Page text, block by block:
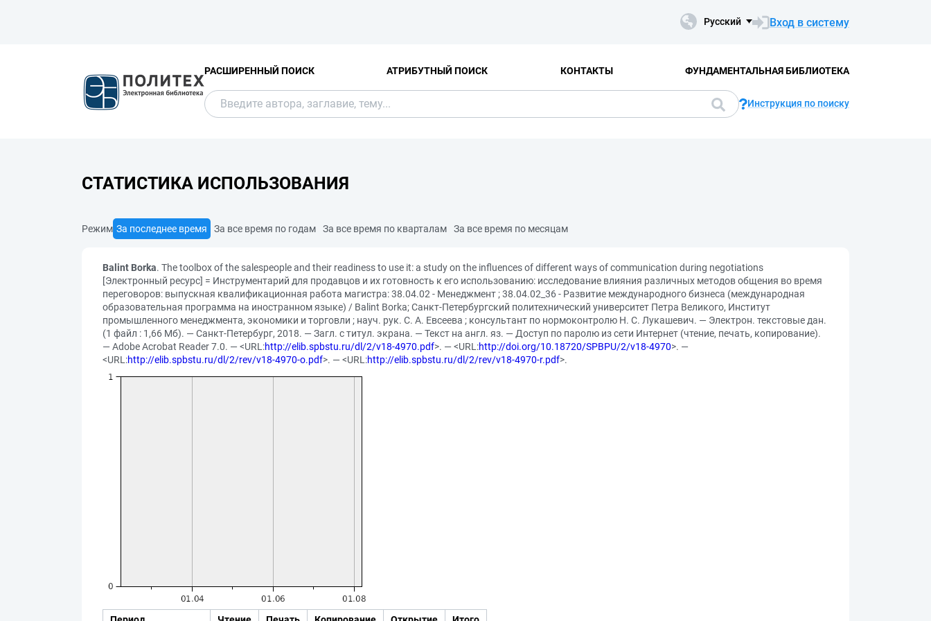
Русский Вход в систему
РАСШИРЕННЫЙ ПОИСК АТРИБУТНЫЙ ПОИСК КОНТАКТЫ ФУНДАМЕНТАЛЬНАЯ БИБЛИОТЕКА
Инструкция по поиску
СТАТИСТИКА ИСПОЛЬЗОВАНИЯ
Режим За последнее время За все время по годам За все время по кварталам За все время по месяцам
Balint Borka. The toolbox of the salespeople and their readiness to use it: a study on the influences of different ways of communication during negotiations
[Электронный ресурс] = Инструментарий для продавцов и их готовность к его использованию: исследование влияния различных методов общения во время
переговоров: выпускная квалификационная работа магистра: 38.04.02 - Менеджмент ; 38.04.02_36 - Развитие международного бизнеса (международная
образовательная программа на иностранном языке) / Balint Borka; Санкт-Петербургский политехнический университет Петра Великого, Институт
промышленного менеджментa, экономики и торговли ; науч. рук. С. А. Евсеева ; консультант по нормоконтролю Н. С. Лукашевич. — Электрон. текстовые дан.
(1 файл : 1,66 Мб). — Санкт-Петербург, 2018. — Загл. с титул. экрана. — Текст на англ. яз. — Доступ по паролю из сети Интернет (чтение, печать, копирование).
— Adobe Acrobat Reader 7.0. — <URL:http://elib.spbstu.ru/dl/2/v18-4970.pdf>. — <URL:http://doi.org/10.18720/SPBPU/2/v18-4970>. —
<URL:http://elib.spbstu.ru/dl/2/rev/v18-4970-o.pdf>. — <URL:http://elib.spbstu.ru/dl/2/rev/v18-4970-r.pdf>.